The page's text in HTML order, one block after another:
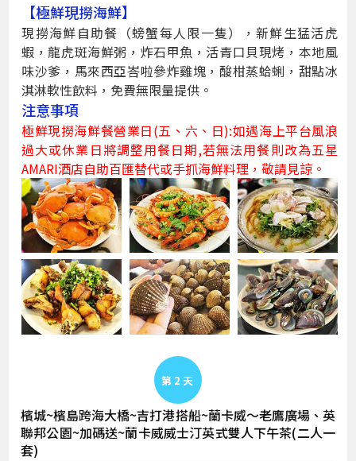
【極鮮現撈海鮮】
現撈海鮮自助餐（螃蟹每人限一隻），新鮮生猛活虎
蝦，龍虎斑海鮮粥，炸石甲魚，活青口貝現烤，本地風
味沙爹，馬來西亞峇啦參炸雞塊，酸柑蒸蛤蜊，甜點冰
淇淋軟性飲料，免費無限量提供。
注意事項
極鮮現撈海鮮餐營業日(五、六、日):如遇海上平台風浪
過大或休業日將調整用餐日期,若無法用餐則改為五星
AMARI酒店自助百匯替代或手抓海鮮料理，敬請見諒。
Day 2
檳城~檳島跨海大橋~吉打港搭船~蘭卡威～老鷹廣場、英
聯邦公園~加碼送~蘭卡威威士汀英式雙人下午茶(二人一
套)